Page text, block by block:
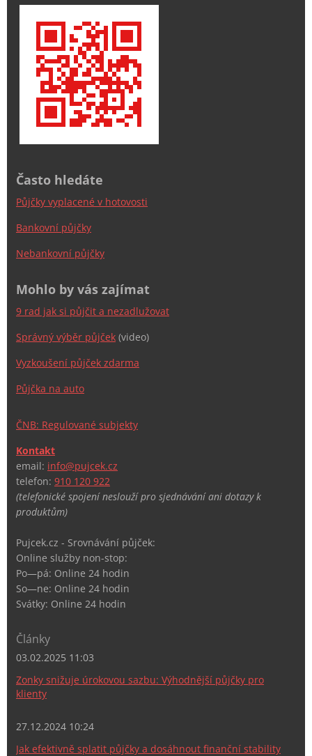
Často hledáte
Půjčky vyplacené v hotovosti
Bankovní půjčky
Nebankovní půjčky
Mohlo by vás zajímat
9 rad jak si půjčit a nezadlužovat
Správný výběr půjček (video)
Vyzkoušení půjček zdarma
Půjčka na auto
ČNB: Regulované subjekty
Kontakt
email: info@pujcek.cz
telefon: 910 120 922
(telefonické spojení neslouží pro sjednávání ani dotazy k
produktům)
Pujcek.cz - Srovnávání půjček:
Online služby non-stop:
Po—pá: Online 24 hodin
So—ne: Online 24 hodin
Svátky: Online 24 hodin
Články
03.02.2025 11:03
Zonky snižuje úrokovou sazbu: Výhodnější půjčky pro
klienty
27.12.2024 10:24
Jak efektivně splatit půjčky a dosáhnout finanční stability